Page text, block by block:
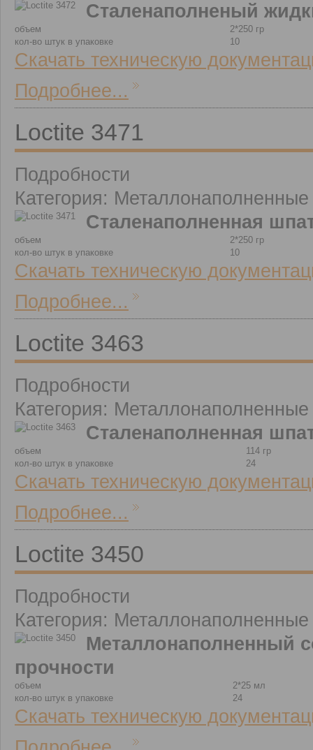
Сталенаполненый
объем
2*250 гр
кол-во штук в упаковке
10
Скачать техническую
Подробнее...
Loctite 3471
Подробности
Категория:
Сталенаполненная
объем
2*250 гр
кол-во штук в упаковке
10
Скачать техническую
Подробнее...
Loctite 3463
Подробности
Категория:
Сталенаполненная
объем
114 гр
кол-во штук в упаковке
24
Скачать техническую
Подробнее...
Loctite 3450
Подробности
Категория:
Металлонаполненный
прочности
объем
2*25 мл
кол-во штук в упаковке
24
Скачать техническую